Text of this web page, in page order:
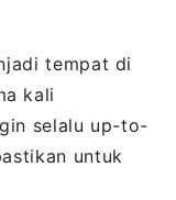
tempat di
kali
selalu up-to-
untuk